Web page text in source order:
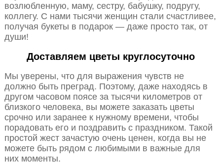
возлюбленную, маму, сестру, бабушку, подругу,
коллегу. С нами тысячи женщин стали счастливее,
получая букеты в подарок — даже просто так, от
души!
Доставляем цветы круглосуточно
Мы уверены, что для выражения чувств не
должно быть преград. Поэтому, даже находясь в
другом часовом поясе за тысячи километров от
близкого человека, вы можете заказать цветы
срочно или заранее к нужному времени, чтобы
порадовать его и поздравить с праздником. Такой
простой жест зачастую очень ценен, когда вы не
можете быть рядом с любимыми в важные для
них моменты.